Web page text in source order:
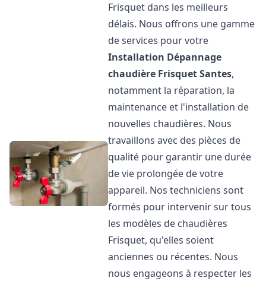
Frisquet dans les meilleurs
délais. Nous offrons une gamme
de services pour votre
Installation Dépannage
chaudière FrisquetSantes,
notamment la réparation, la
maintenance et l'installation de
nouvelles chaudières. Nous
travaillons avec des pièces de
qualité pour garantir une durée
de vie prolongée de votre
appareil. Nos techniciens sont
formés pour intervenir sur tous
les modèles de chaudières
Frisquet, qu'elles soient
anciennes ou récentes. Nous
nous engageons à respecter les